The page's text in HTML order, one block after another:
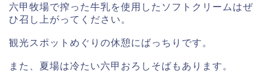
六甲牧場で搾った牛乳を使用したソフトクリームはぜ
ひ召し上がってください。
観光スポットめぐりの休憩にばっちりです。
また、夏場は冷たい六甲おろしそばもあります。